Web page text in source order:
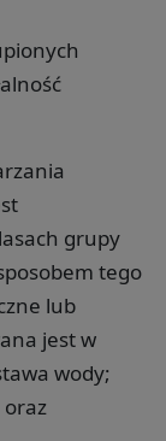
grupy
tego
lub
jest w
wody;